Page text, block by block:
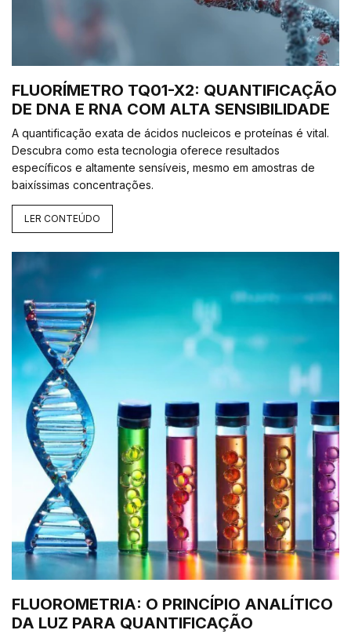
FLUORÍMETRO TQ01-X2: QUANTIFICAÇÃO
DE DNA E RNA COM ALTA SENSIBILIDADE
A quantificação exata de ácidos nucleicos e proteínas é vital.
Descubra como esta tecnologia oferece resultados
específicos e altamente sensíveis, mesmo em amostras de
baixíssimas concentrações.
LER CONTEÚDO
FLUOROMETRIA: O PRINCÍPIO ANALÍTICO
DA LUZ PARA QUANTIFICAÇÃO